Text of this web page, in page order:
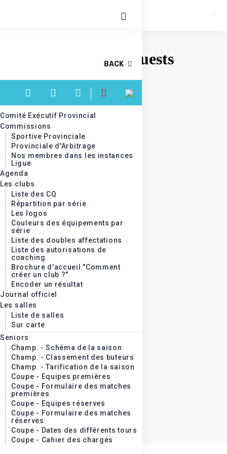
BACK
Comité Exécutif Provincial
Commissions
Sportive Provinciale
Provinciale d'Arbitrage
Nos membres dans les instances
Ligue
Agenda
Les clubs
Liste des CQ
Répartition par série
Les logos
Couleurs des équipements par
série
Liste des doubles affectations
Liste des autorisations de
coaching
Brochure d'accueil "Comment
créer un club ?"
Encoder un résultat
Journal officiel
Les salles
Liste de salles
Sur carte
Seniors
Champ. - Schéma de la saison
Champ. - Classement des buteurs
Champ. - Tarification de la saison
Coupe - Equipes premières
Coupe - Formulaire des matches
premières
Coupe - Equipes réserves
Coupe - Formulaire des matches
réserves
Coupe - Dates des différents tours
Coupe - Cahier des charges